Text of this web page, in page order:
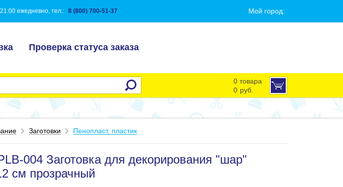
ежедневно, тел.: 8 (800) 700-51-37 Мой город:
Проверка статуса заказа
0 товара
0 руб.
Заготовки Пенопласт, пластик
004 Заготовка для декорирования "шар"
см прозрачный